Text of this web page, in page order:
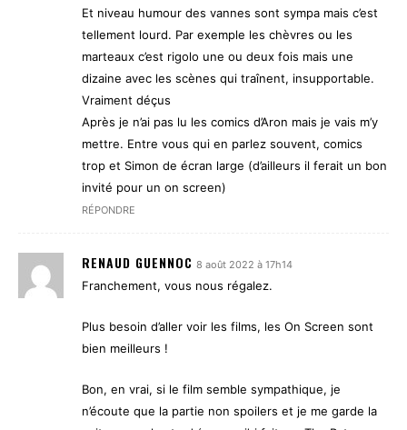
Et niveau humour des vannes sont sympa mais c’est
tellement lourd. Par exemple les chèvres ou les
marteaux c’est rigolo une ou deux fois mais une
dizaine avec les scènes qui traînent, insupportable.
Vraiment déçus
Après je n’ai pas lu les comics d’Aron mais je vais m’y
mettre. Entre vous qui en parlez souvent, comics
trop et Simon de écran large (d’ailleurs il ferait un bon
invité pour un on screen)
RÉPONDRE
RENAUD GUENNOC 8 août 2022 à 17h14
Franchement, vous nous régalez.
Plus besoin d’aller voir les films, les On Screen sont
bien meilleurs !
Bon, en vrai, si le film semble sympathique, je
n’écoute que la partie non spoilers et je me garde la